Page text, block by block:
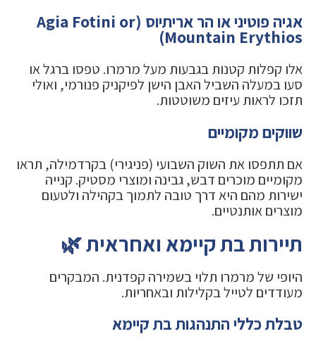
אגיה פוטיני או הר אריתיוס (Agia Fotini or
Mountain Erythios)
אלו קפלות קטנות בגבעות מעל מרמרו. טפסו ברגל או
סעו במעלה השביל האבן הישן לפיקניק פנורמי, ואולי
תזכו לראות עיזים משוטטות.
שווקים מקומיים
אם תתפסו את השוק השבועי (פניגירי) בקרדמילה, תראו
מקומיים מוכרים דבש, גבינה ומוצרי מסטיק. קנייה
ישירות מהם היא דרך טובה לתמוך בקהילה ולטעום
מוצרים אותנטיים.
תיירות בת קיימא ואחראית 🌿
היופי של מרמרו תלוי בשמירה קפדנית. המבקרים
מעודדים לטייל בקלילות ובאחריות.
טבלת כללי התנהגות בת קיימא